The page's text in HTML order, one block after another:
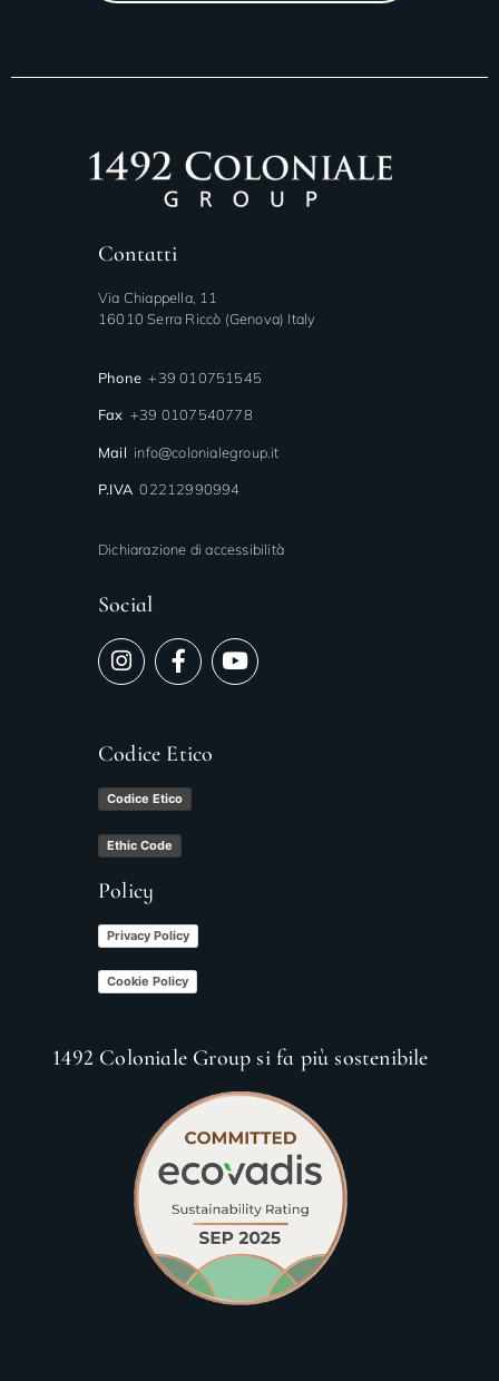
Contatti
Via Chiappella, 11
16010 Serra Riccò (Genova) Italy
Phone +39 010751545
Fax +39 0107540778
Mail info@colonialegroup.it
P.IVA 02212990994
Dichiarazione di accessibilità
Social
Codice Etico
Codice Etico
Ethic Code
Policy
Privacy Policy
Cookie Policy
1492 Coloniale Group si fa più sostenibile